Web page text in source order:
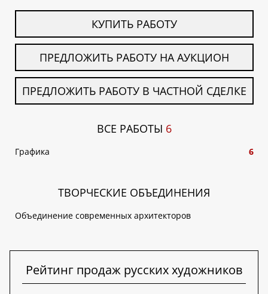
КУПИТЬ РАБОТУ
ПРЕДЛОЖИТЬ РАБОТУ НА АУКЦИОН
ПРЕДЛОЖИТЬ РАБОТУ В ЧАСТНОЙ СДЕЛКЕ
ВСЕ РАБОТЫ 6
Графика 6
ТВОРЧЕСКИЕ ОБЪЕДИНЕНИЯ
Объединение современных архитекторов
Рейтинг продаж русских художников